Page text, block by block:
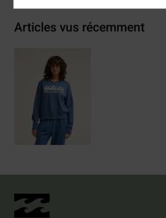
Articles vus récemment